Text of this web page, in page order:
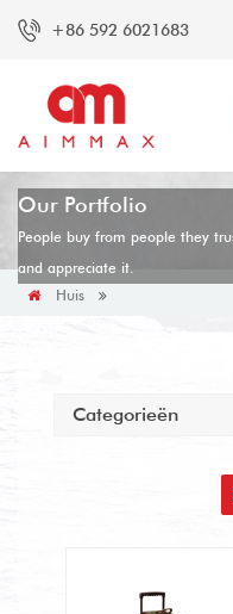
+86 592 6021683
Our Portfolio
People buy from people they
and appreciate it.
Huis
Categorieën